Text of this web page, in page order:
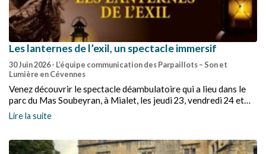
Les lanternes de l’exil, un spectacle immersif
30 Juin 2026- L’équipe communication des Parpaillots – Son et
Lumière en Cévennes
Venez découvrir le spectacle déambulatoire qui a lieu dans le
parc du Mas Soubeyran, à Mialet, les jeudi 23, vendredi 24 et
samedi 25 juillet.
Lire la suite